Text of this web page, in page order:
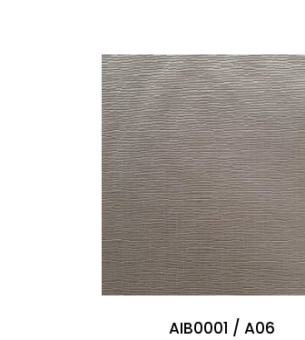
AIB0001 / A06